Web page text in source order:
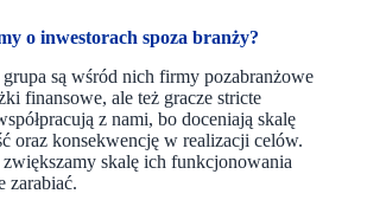
o inwestorach spoza branży?
są wśród nich firmy pozabranżowe
finansowe, ale też gracze stricte
z nami, bo doceniają skalę
oraz konsekwencję w realizacji celów.
skalę ich funkcjonowania
zarabiać.